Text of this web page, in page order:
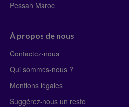
Pessah Maroc
À propos de nous
Contactez-nous
Qui sommes-nous ?
Mentions légales
Suggérez-nous un resto